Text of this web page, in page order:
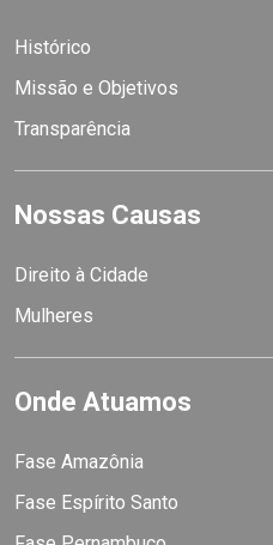
Histórico
Missão e Objetivos
Transparência
Nossas Causas
Direito à Cidade
Mulheres
Onde Atuamos
Fase Amazônia
Fase Espírito Santo